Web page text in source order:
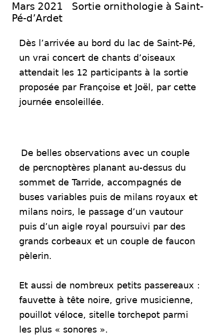
Mars 2021 Sortie ornithologie à Saint-
Pé-d’Ardet
Dès l’arrivée au bord du lac de Saint-Pé,
un vrai concert de chants d’oiseaux
attendait les 12 participants à la sortie
proposée par Françoise et Joël, par cette
journée ensoleillée.
De belles observations avec un couple
de percnoptères planant au-dessus du
sommet de Tarride, accompagnés de
buses variables puis de milans royaux et
milans noirs, le passage d’un vautour
puis d’un aigle royal poursuivi par des
grands corbeaux et un couple de faucon
pèlerin.
Et aussi de nombreux petits passereaux :
fauvette à tête noire, grive musicienne,
pouillot véloce, sitelle torchepot parmi
les plus « sonores ».